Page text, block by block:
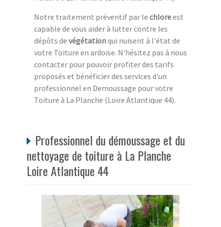
Notre traitement préventif par le chloreest
capable de vous aider à lutter contre les
dépôts de végétationqui nuisent à l'état de
votre Toiture en ardoise. N'hésitez pas à nous
contacter pour pouvoir profiter des tarifs
proposés et bénéficier des services d'un
professionnel en Demoussage pour votre
Toiture à La Planche (Loire Atlantique 44).
Professionnel du démoussage et du
nettoyage de toiture à La Planche
Loire Atlantique 44